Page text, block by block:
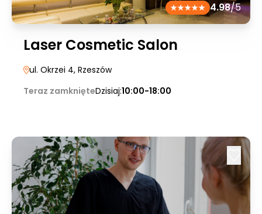
4.98/5
Laser Cosmetic Salon
ul. Okrzei 4, Rzeszów
Teraz zamknięteDzisiaj:10:00-18:00